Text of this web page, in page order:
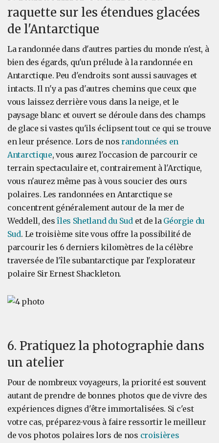
raquette sur les étendues glacées
de l'Antarctique
La randonnée dans d'autres parties du monde n'est, à
bien des égards, qu'un prélude à la randonnée en
Antarctique. Peu d'endroits sont aussi sauvages et
intacts. Il n'y a pas d'autres chemins que ceux que
vous laissez derrière vous dans la neige, et le
paysage blanc et ouvert se déroule dans des champs
de glace si vastes qu'ils éclipsent tout ce qui se trouve
en leur présence. Lors de nos randonnées en
Antarctique, vous aurez l'occasion de parcourir ce
terrain spectaculaire et, contrairement à l'Arctique,
vous n'aurez même pas à vous soucier des ours
polaires. Les randonnées en Antarctique se
concentrent généralement autour de la mer de
Weddell, desîles Shetland du Sud et de la Géorgie du
Sud. Le troisième site vous offre la possibilité de
parcourir les 6 derniers kilomètres de la célèbre
traversée de l'île subantarctique par l'explorateur
polaire Sir Ernest Shackleton.
6. Pratiquez la photographie dans
un atelier
Pour de nombreux voyageurs, la priorité est souvent
autant de prendre de bonnes photos que de vivre des
expériences dignes d'être immortalisées. Si c'est
votre cas, préparez-vous à faire ressortir le meilleur
de vos photos polaires lors de nos croisières